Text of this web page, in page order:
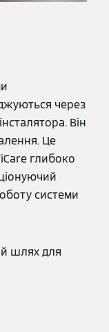
через
Він
Це
глибоко
системи
шлях для